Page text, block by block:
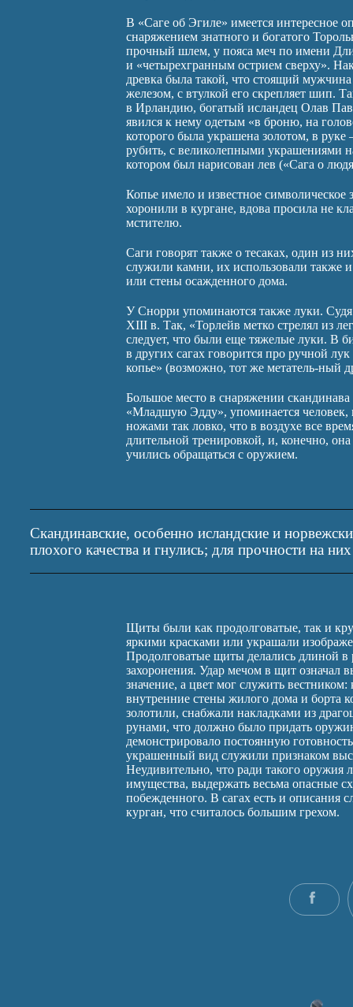
В «Саге об Эгиле» имеется интересное
снаряжением знатного и богатого
прочный шлем, у пояса меч по имени
и «четырехгранным острием сверху».
древка была такой, что стоящий
железом, с втулкой его скрепляет шип.
в Ирландию, богатый исландец Олав
явился к нему одетым «в броню, на
которого была украшена золотом, в
рубить, с великолепными украшениями
котором был нарисован лев («Сага о
Копье имело и известное
хоронили в кургане, вдова просила не
мстителю.
Саги говорят также о тесаках, один из
служили камни, их использовали также
или стены осажденного дома.
У Снорри упоминаются также луки. Судя
XIII в. Так, «Торлейв метко стрелял из
следует, что были еще тяжелые луки. В
в других сагах говорится про ручной
копье» (возможно, тот же метатель-ный
Большое место в снаряжении
«Младшую Эдду», упоминается человек,
ножами так ловко, что в воздухе все
длительной тренировкой, и, конечно,
учились обращаться с оружием.
Скандинавские, особенно исландские и
плохого качества и гнулись; для прочности на
Щиты были как продолговатые, так и
яркими красками или украшали
Продолговатые щиты делались длиной
захоронения. Удар мечом в щит означал
значение, а цвет мог служить
внутренние стены жилого дома и борта
золотили, снабжали накладками из
рунами, что должно было придать
демонстрировало постоянную
украшенный вид служили признаком
Неудивительно, что ради такого
имущества, выдержать весьма опасные
побежденного. В сагах есть и описания
курган, что считалось большим грехом.